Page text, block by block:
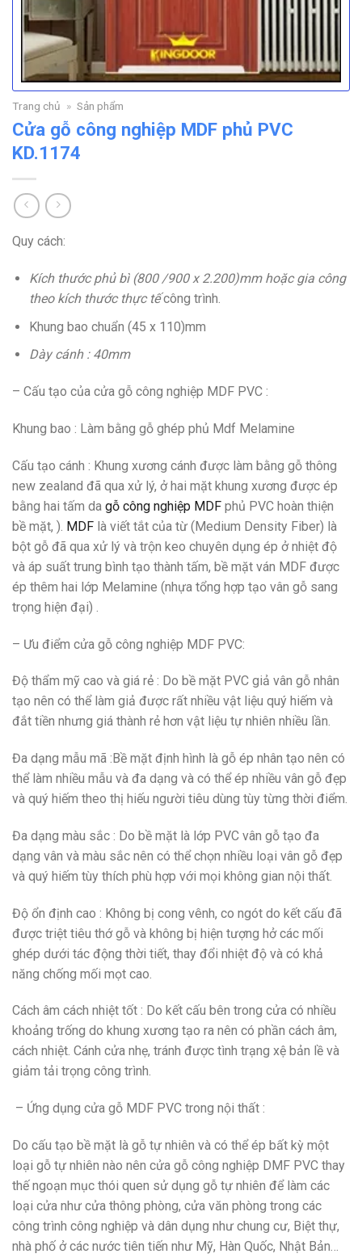
Trang chủ » Sản phẩm
Cửa gỗ công nghiệp MDF phủ PVC
KD.1174
Quy cách:
Kích thước phủ bì (800 /900 x 2.200)mm hoặc gia công
theo kích thước thực tếcông trình.
Khung bao chuẩn (45 x 110)mm
Dày cánh : 40mm
– Cấu tạo của cửa gỗ công nghiệp MDF PVC :
Khung bao : Làm bằng gỗ ghép phủ Mdf Melamine
Cấu tạo cánh : Khung xương cánh được làm bằng gỗ thông
new zealand đã qua xử lý, ở hai mặt khung xương được ép
bằng hai tấm da gỗ công nghiệp MDF phủ PVC hoàn thiện
bề mặt, ). MDF là viết tắt của từ (Medium Density Fiber) là
bột gỗ đã qua xử lý và trộn keo chuyên dụng ép ở nhiệt độ
và áp suất trung bình tạo thành tấm, bề mặt ván MDF được
ép thêm hai lớp Melamine (nhựa tổng hợp tạo vân gỗ sang
trọng hiện đại) .
– Ưu điểm cửa gỗ công nghiệp MDF PVC:
Độ thẩm mỹ cao và giá rẻ : Do bề mặt PVC giả vân gỗ nhân
tạo nên có thể làm giả được rất nhiều vật liệu quý hiếm và
đắt tiền nhưng giá thành rẻ hơn vật liệu tự nhiên nhiều lần.
Đa dạng mẫu mã :Bề mặt định hình là gỗ ép nhân tạo nên có
thể làm nhiều mẫu và đa dạng và có thể ép nhiều vân gỗ đẹp
và quý hiếm theo thị hiếu người tiêu dùng tùy từng thời điểm.
Đa dạng màu sắc : Do bề mặt là lớp PVC vân gỗ tạo đa
dạng vân và màu sắc nên có thể chọn nhiều loại vân gỗ đẹp
và quý hiếm tùy thích phù hợp với mọi không gian nội thất.
Độ ổn định cao : Không bị cong vênh, co ngót do kết cấu đã
được triệt tiêu thớ gỗ và không bị hiện tượng hở các mối
ghép dưới tác động thời tiết, thay đổi nhiệt độ và có khả
năng chống mối mọt cao.
Cách âm cách nhiệt tốt : Do kết cấu bên trong cửa có nhiều
khoảng trống do khung xương tạo ra nên có phần cách âm,
cách nhiệt. Cánh cửa nhẹ, tránh được tình trạng xệ bản lề và
giảm tải trọng công trình.
– Ứng dụng cửa gỗ MDF PVC trong nội thất :
Do cấu tạo bề mặt là gỗ tự nhiên và có thể ép bất kỳ một
loại gỗ tự nhiên nào nên cửa gỗ công nghiệp DMF PVC thay
thế ngoạn mục thói quen sử dụng gỗ tự nhiên để làm các
loại cửa như cửa thông phòng, cửa văn phòng trong các
công trình công nghiệp và dân dụng như chung cư, Biệt thự,
nhà phố ở các nước tiên tiến như Mỹ, Hàn Quốc, Nhật Bản…